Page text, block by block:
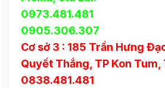
0973.481.481
0905.306.307
Cơ sở 3 : 185 Trần Hưng
Quyết Thắng, TP Kon Tum,
0838.481.481